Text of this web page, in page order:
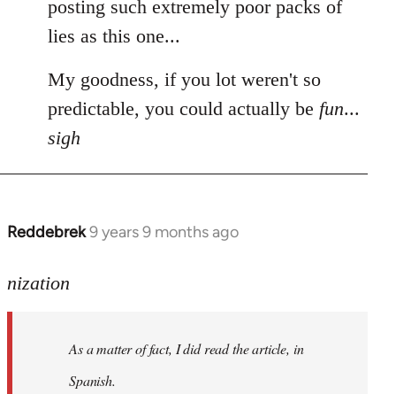
posting such extremely poor packs of
lies as this one...
My goodness, if you lot weren't so
predictable, you could actually be fun...
sigh
Reddebrek9 years 9 months ago
In
to
libcom.org
nization
As a matter of fact, Ididread the article, in
Spanish.